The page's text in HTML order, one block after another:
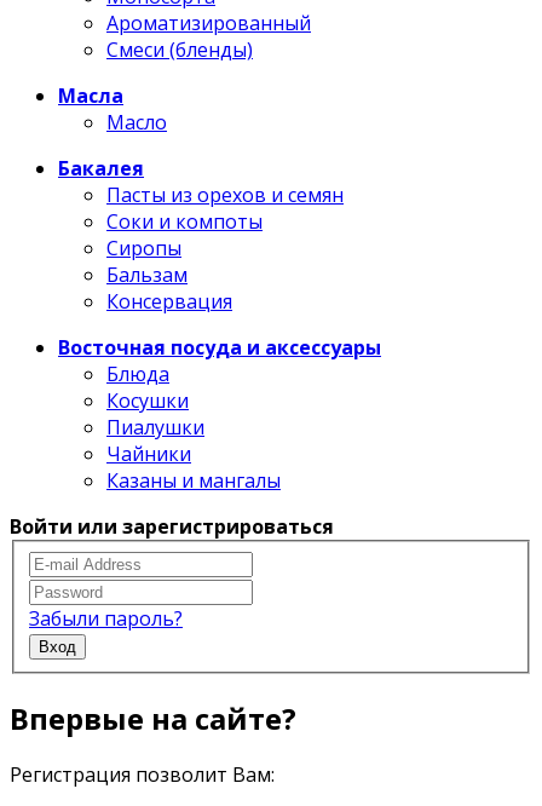
Ароматизированный
Смеси (бленды)
Масла
Масло
Бакалея
Пасты из орехов и семян
Соки и компоты
Сиропы
Бальзам
Консервация
Восточная посуда и аксессуары
Блюда
Косушки
Пиалушки
Чайники
Казаны и мангалы
Войти или зарегистрироваться
Забыли пароль?
Вход
Впервые на сайте?
Регистрация позволит Вам: